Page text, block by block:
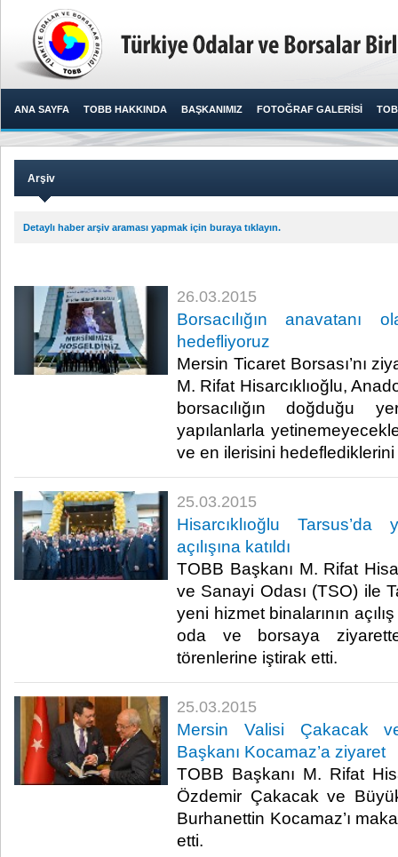
ANA SAYFA TOBB HAKKINDA BAŞKANIMIZ FOTOĞRAF GALERİSİ
Arşiv
Detaylı haber arşiv araması yapmak için buraya tıklayın.
26.03.2015
Borsacılığın anavatanı
hedefliyoruz
Mersin Ticaret Borsası’nı
M. Rifat Hisarcıklıoğlu,
borsacılığın doğduğu
yapılanlarla
ve en ilerisini
25.03.2015
Hisarcıklıoğlu Tarsus’da
açılışına katıldı
TOBB Başkanı M. Rifat
ve Sanayi Odası (TSO) ile
yeni hizmet binalarının
oda ve borsaya
törenlerine iştirak etti.​
25.03.2015
Mersin Valisi Çakacak
Başkanı Kocamaz’a ziyaret
TOBB Başkanı M. Rifat
Özdemir Çakacak ve
Burhanettin Kocamaz’ı
etti.​